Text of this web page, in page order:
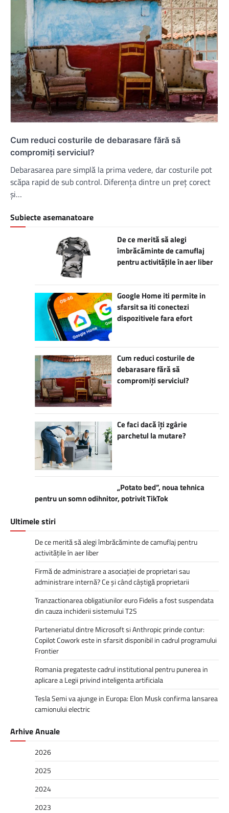
Cum reduci costurile de debarasare fără să
compromiți serviciul?
Debarasarea pare simplă la prima vedere, dar costurile pot
scăpa rapid de sub control. Diferența dintre un preț corect
și…
Subiecte asemanatoare
De ce merită să alegi
îmbrăcăminte de camuflaj
pentru activitățile în aer liber
Google Home iti permite in
sfarsit sa iti conectezi
dispozitivele fara efort
Cum reduci costurile de
debarasare fără să
compromiți serviciul?
Ce faci dacă îți zgârie
parchetul la mutare?
„Potato bed”, noua tehnica
pentru un somn odihnitor, potrivit TikTok
Ultimele stiri
De ce merită să alegi îmbrăcăminte de camuflaj pentru
activitățile în aer liber
Firmă de administrare a asociației de proprietari sau
administrare internă? Ce și când câștigă proprietarii
Tranzactionarea obligatiunilor euro Fidelis a fost suspendata
din cauza inchiderii sistemului T2S
Parteneriatul dintre Microsoft si Anthropic prinde contur:
Copilot Cowork este in sfarsit disponibil in cadrul programului
Frontier
Romania pregateste cadrul institutional pentru punerea in
aplicare a Legii privind inteligenta artificiala
Tesla Semi va ajunge in Europa: Elon Musk confirma lansarea
camionului electric
Arhive Anuale
2026
2025
2024
2023